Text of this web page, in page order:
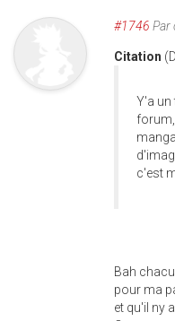
#1746 Par
Citation
Y'a un
c'est
Bah
pour ma
et qu'il ny